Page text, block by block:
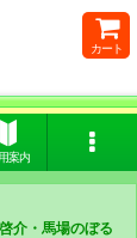
カート
案内
介・馬場のぼる